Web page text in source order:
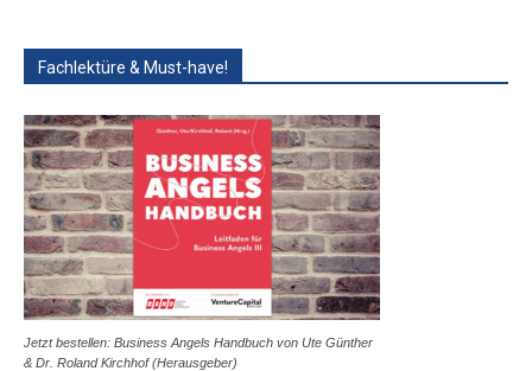
Fachlektüre & Must-have!
Jetzt bestellen: Business Angels Handbuch von Ute Günther
& Dr. Roland Kirchhof (Herausgeber)